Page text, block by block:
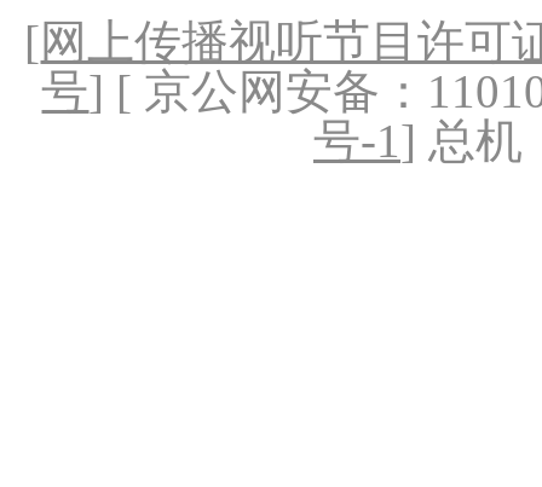
[网上传播视听节目许可
号] [ 京公网安备：
号-1] 总机